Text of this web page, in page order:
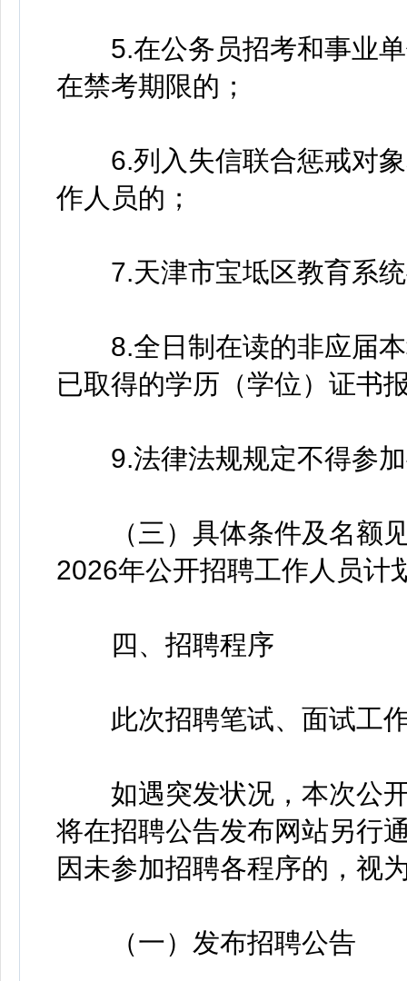
5.在公务员招考和事业单
在禁考期限的；
6.列入失信联合惩戒对象
作人员的；
7.天津市宝坻区教育系统
8.全日制在读的非应届本
已取得的学历（学位）证书
9.法律法规规定不得参加
（三）具体条件及名额见
2026年公开招聘工作人员计
四、招聘程序
此次招聘笔试、面试工作
如遇突发状况，本次公开
将在招聘公告发布网站另行
因未参加招聘各程序的，视
（一）发布招聘公告